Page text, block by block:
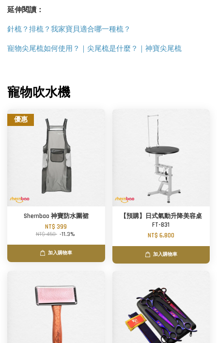
延伸閱讀：
針梳？排梳？我家寶貝適合哪一種梳？
寵物尖尾梳如何使用？｜尖尾梳是什麼？｜神寶尖尾梳
寵物吹水機
優惠
Shernbao 神寶防水圍裙
NT$ 399
NT$ 450 -11.3%
加入購物車
【預購】日式氣動升降美容桌
FT-831
NT$ 6,800
加入購物車